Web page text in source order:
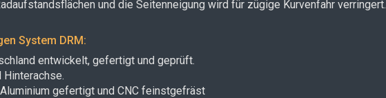
und die Seitenneigung wird für zügige Kurvenfahr verringert.
System DRM:
entwickelt, gefertigt und geprüft.
gefertigt und CNC feinstgefräst